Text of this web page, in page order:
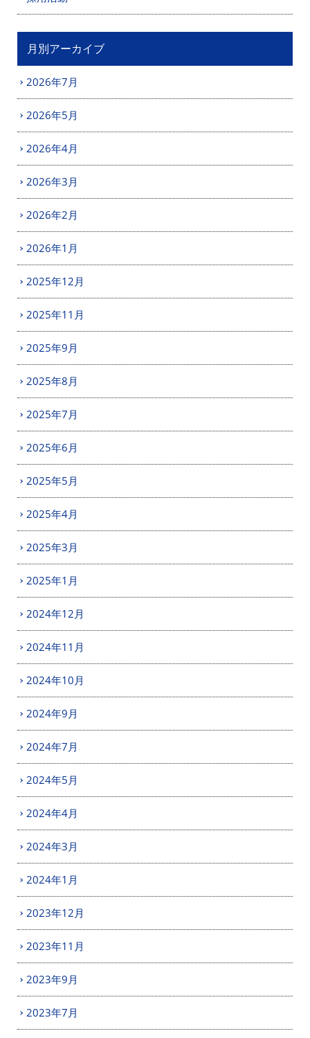
月別アーカイブ
2026年7月
2026年5月
2026年4月
2026年3月
2026年2月
2026年1月
2025年12月
2025年11月
2025年9月
2025年8月
2025年7月
2025年6月
2025年5月
2025年4月
2025年3月
2025年1月
2024年12月
2024年11月
2024年10月
2024年9月
2024年7月
2024年5月
2024年4月
2024年3月
2024年1月
2023年12月
2023年11月
2023年9月
2023年7月